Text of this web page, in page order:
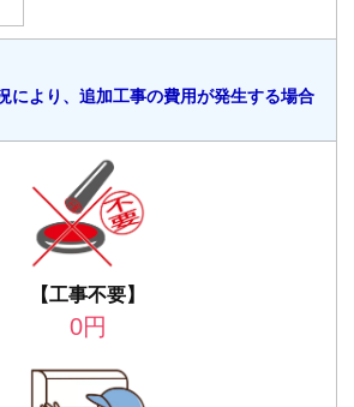
により、追加工事の費用が発生する場合
【工事不要】
0円